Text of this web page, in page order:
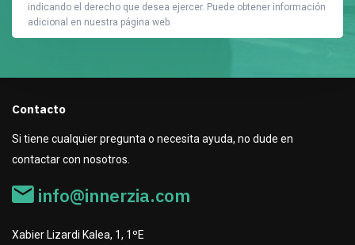
indicando el derecho que desea ejercer. Puede obtener información
adicional en nuestra página web.
Contacto
Si tiene cualquier pregunta o necesita ayuda, no dude en
contactar con nosotros.
info@innerzia.com
Xabier Lizardi Kalea, 1, 1ºE